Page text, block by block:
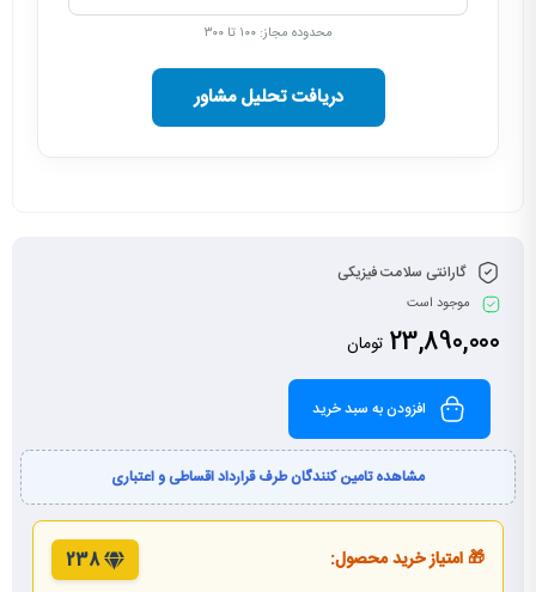
محدوده مجاز: ۱۰۰ تا ۳۰۰
دریافت تحلیل مشاور
گارانتی سلامت فیزیکی
موجود است
23,890,000 تومان
افزودن به سبد خرید
مشاهده تامین کنندگان طرف قرارداد اقساطی و اعتباری
🎁 امتیاز خرید محصول: 238